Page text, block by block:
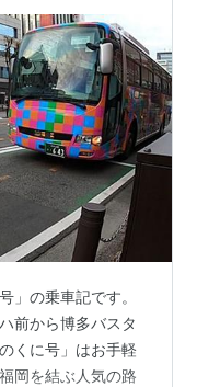
」の乗車記です。
前から博多バスタ
くに号」はお手軽
岡を結ぶ人気の路